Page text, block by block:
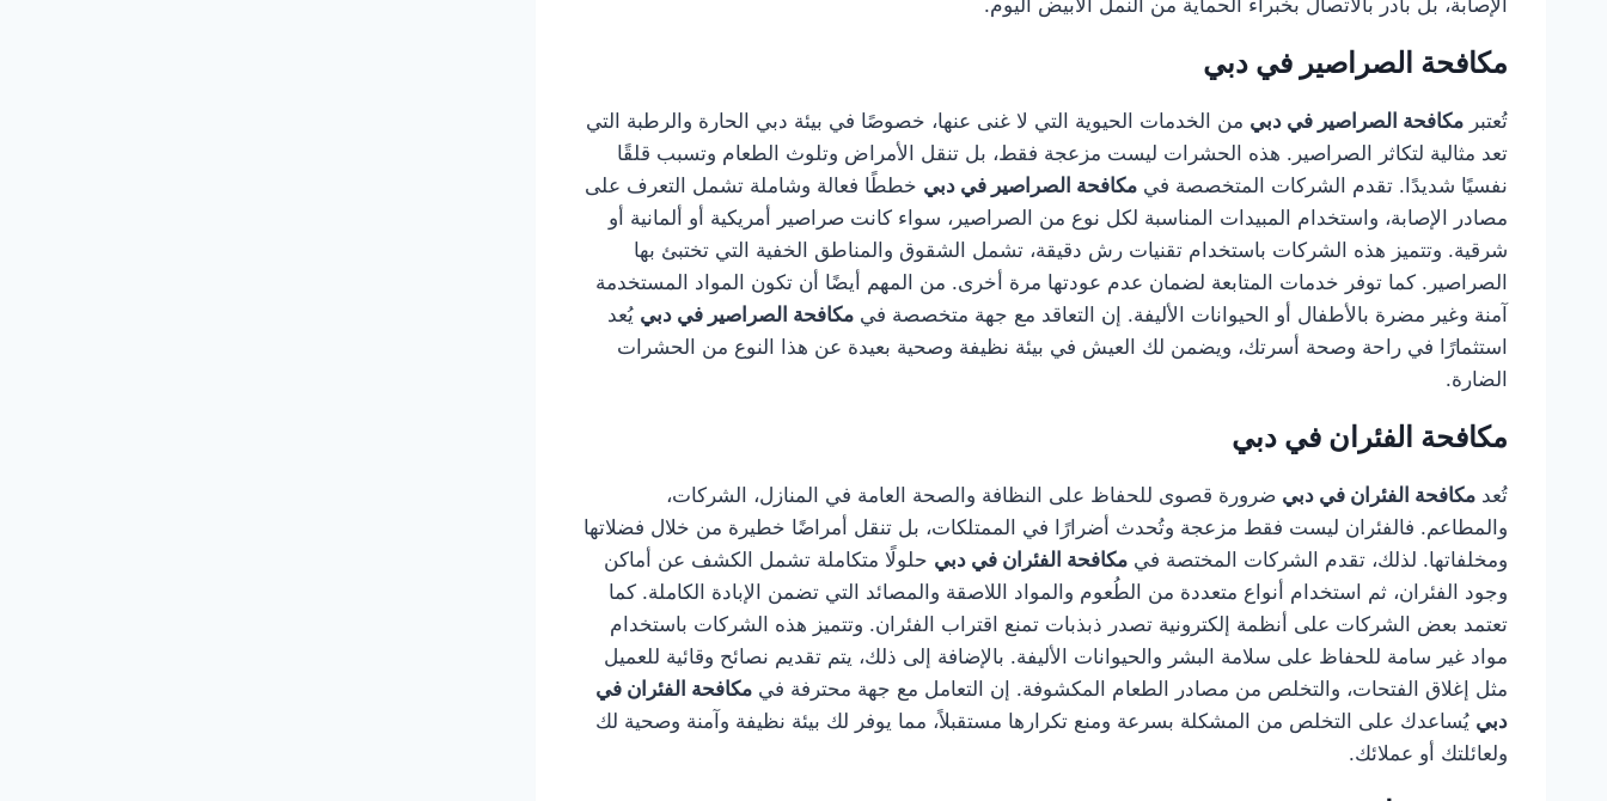
مكافحة الصراصير في دبي
تُعتبرمكافحة الصراصير في دبي من الخدمات الحيوية التي لا غنى عنها، خصوصًا في بيئة دبي الحارة والرطبة التي
تعد مثالية لتكاثر الصراصير. هذه الحشرات ليست مزعجة فقط، بل تنقل الأمراض وتلوث الطعام وتسبب قلقًا
نفسيًا شديدًا. تقدم الشركات المتخصصة فيمكافحة الصراصير في دبي خططًا فعالة وشاملة تشمل التعرف على
مصادر الإصابة، واستخدام المبيدات المناسبة لكل نوع من الصراصير، سواء كانت صراصير أمريكية أو ألمانية أو
شرقية. وتتميز هذه الشركات باستخدام تقنيات رش دقيقة، تشمل الشقوق والمناطق الخفية التي تختبئ بها
الصراصير. كما توفر خدمات المتابعة لضمان عدم عودتها مرة أخرى. من المهم أيضًا أن تكون المواد المستخدمة
آمنة وغير مضرة بالأطفال أو الحيوانات الأليفة. إن التعاقد مع جهة متخصصة فيمكافحة الصراصير في دبي يُعد
استثمارًا في راحة وصحة أسرتك، ويضمن لك العيش في بيئة نظيفة وصحية بعيدة عن هذا النوع من الحشرات
الضارة.
مكافحة الفئران في دبي
تُعدمكافحة الفئران في دبي ضرورة قصوى للحفاظ على النظافة والصحة العامة في المنازل، الشركات،
والمطاعم. فالفئران ليست فقط مزعجة وتُحدث أضرارًا في الممتلكات، بل تنقل أمراضًا خطيرة من خلال فضلاتها
ومخلفاتها. لذلك، تقدم الشركات المختصة فيمكافحة الفئران في دبي حلولًا متكاملة تشمل الكشف عن أماكن
وجود الفئران، ثم استخدام أنواع متعددة من الطُعوم والمواد اللاصقة والمصائد التي تضمن الإبادة الكاملة. كما
تعتمد بعض الشركات على أنظمة إلكترونية تصدر ذبذبات تمنع اقتراب الفئران. وتتميز هذه الشركات باستخدام
مواد غير سامة للحفاظ على سلامة البشر والحيوانات الأليفة. بالإضافة إلى ذلك، يتم تقديم نصائح وقائية للعميل
مثل إغلاق الفتحات، والتخلص من مصادر الطعام المكشوفة. إن التعامل مع جهة محترفة فيمكافحة الفئران في
دبي يُساعدك على التخلص من المشكلة بسرعة ومنع تكرارها مستقبلاً، مما يوفر لك بيئة نظيفة وآمنة وصحية لك
ولعائلتك أو عملائك.